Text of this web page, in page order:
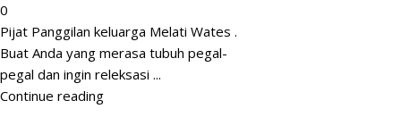
0
Pijat Panggilan keluarga Melati Wates .
Buat Anda yang merasa tubuh pegal-
pegal dan ingin releksasi ...
Continue reading